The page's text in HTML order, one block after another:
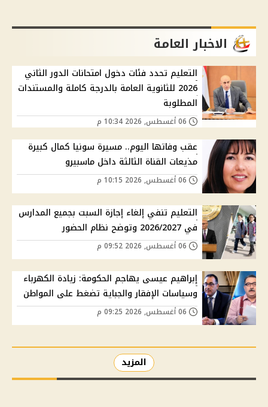
الاخبار العامة
التعليم تحدد فئات دخول امتحانات الدور الثاني
2026 للثانوية العامة بالدرجة كاملة والمستندات
المطلوبة
عقب وفاتها اليوم.. مسيرة سونيا كمال كبيرة
مذيعات القناة الثالثة داخل ماسبيرو
التعليم تنفي إلغاء إجازة السبت بجميع المدارس
في 2026/2027 وتوضح نظام الحضور
إبراهيم عيسى يهاجم الحكومة: زيادة الكهرباء
وسياسات الإفقار والجباية تضغط على المواطن
المزيد